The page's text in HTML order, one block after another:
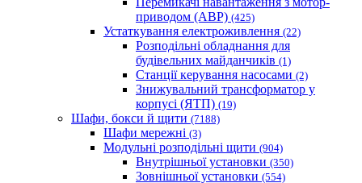
приводом (АВР) (425)
Устаткування електроживлення (22)
Розподільні обладнання для
будівельних майданчиків (1)
Станції керування насосами (2)
Знижувальний трансформатор у
корпусі (ЯТП) (19)
Шафи, бокси й щити (7188)
Шафи мережні (3)
Модульні розподільні щити (904)
Внутрішньої установки (350)
Зовнішньої установки (554)